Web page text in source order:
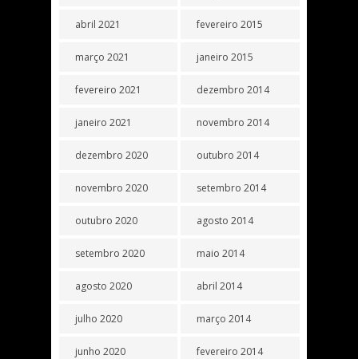
abril 2021
março 2021
fevereiro 2021
janeiro 2021
dezembro 2020
novembro 2020
outubro 2020
setembro 2020
agosto 2020
julho 2020
junho 2020
fevereiro 2015
janeiro 2015
dezembro 2014
novembro 2014
outubro 2014
setembro 2014
agosto 2014
maio 2014
abril 2014
março 2014
fevereiro 2014